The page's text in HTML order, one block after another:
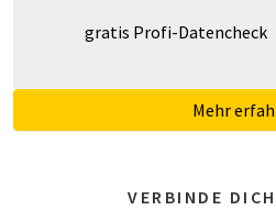
gratis Profi-Datencheck
Mehr
VERBINDE